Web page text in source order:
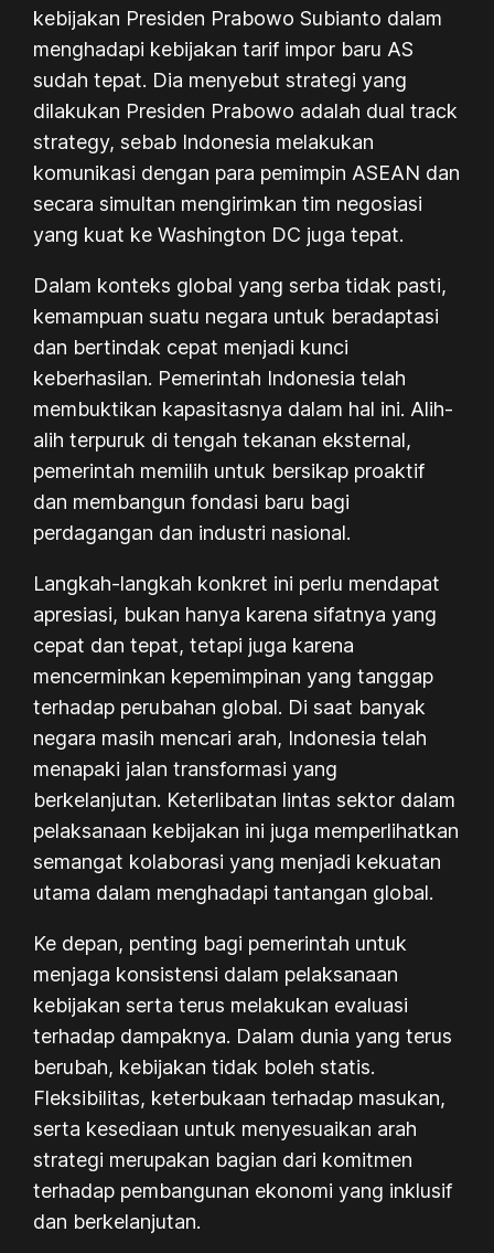
kebijakan Presiden Prabowo Subianto dalam
menghadapi kebijakan tarif impor baru AS
sudah tepat. Dia menyebut strategi yang
dilakukan Presiden Prabowo adalah dual track
strategy, sebab Indonesia melakukan
komunikasi dengan para pemimpin ASEAN dan
secara simultan mengirimkan tim negosiasi
yang kuat ke Washington DC juga tepat.
Dalam konteks global yang serba tidak pasti,
kemampuan suatu negara untuk beradaptasi
dan bertindak cepat menjadi kunci
keberhasilan. Pemerintah Indonesia telah
membuktikan kapasitasnya dalam hal ini. Alih-
alih terpuruk di tengah tekanan eksternal,
pemerintah memilih untuk bersikap proaktif
dan membangun fondasi baru bagi
perdagangan dan industri nasional.
Langkah-langkah konkret ini perlu mendapat
apresiasi, bukan hanya karena sifatnya yang
cepat dan tepat, tetapi juga karena
mencerminkan kepemimpinan yang tanggap
terhadap perubahan global. Di saat banyak
negara masih mencari arah, Indonesia telah
menapaki jalan transformasi yang
berkelanjutan. Keterlibatan lintas sektor dalam
pelaksanaan kebijakan ini juga memperlihatkan
semangat kolaborasi yang menjadi kekuatan
utama dalam menghadapi tantangan global.
Ke depan, penting bagi pemerintah untuk
menjaga konsistensi dalam pelaksanaan
kebijakan serta terus melakukan evaluasi
terhadap dampaknya. Dalam dunia yang terus
berubah, kebijakan tidak boleh statis.
Fleksibilitas, keterbukaan terhadap masukan,
serta kesediaan untuk menyesuaikan arah
strategi merupakan bagian dari komitmen
terhadap pembangunan ekonomi yang inklusif
dan berkelanjutan.